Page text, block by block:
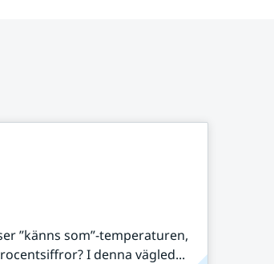
”känns som”-temperaturen,
I denna vägled...